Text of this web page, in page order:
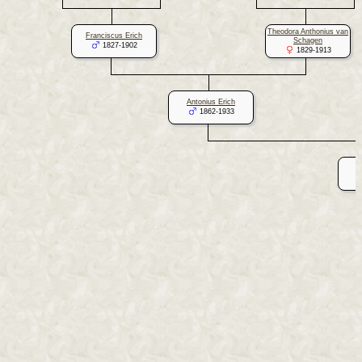
Franciscus Erich
1827-1902
Theodora Anthonius van
Schagen
1829-1913
Antonius Erich
1862-1933